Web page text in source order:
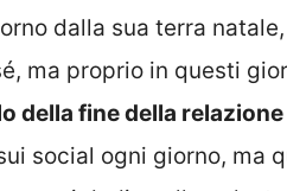
dalla sua terra
ma proprio in questi
della fine della
social ogni giorno, ma